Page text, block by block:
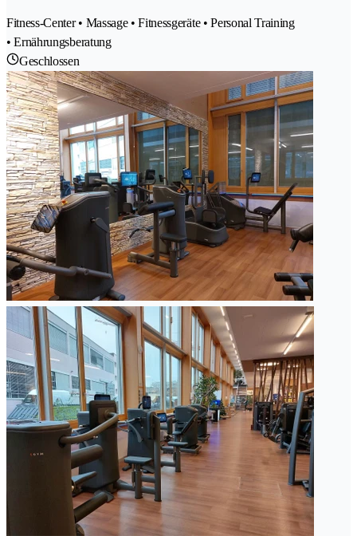
Fitness-Center • Massage • Fitnessgeräte • Personal Training
• Ernährungsberatung
Geschlossen